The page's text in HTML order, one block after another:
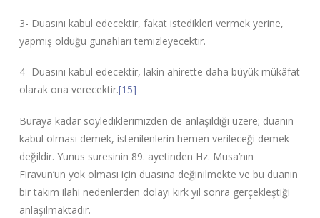
3- Duasını kabul edecektir, fakat istedikleri vermek yerine,
yapmış olduğu günahları temizleyecektir.
4- Duasını kabul edecektir, lakin ahirette daha büyük mükâfat
olarak ona verecektir.[15]
Buraya kadar söylediklerimizden de anlaşıldığı üzere; duanın
kabul olması demek, istenilenlerin hemen verileceği demek
değildir. Yunus suresinin 89. ayetinden Hz. Musa’nın
Firavun’un yok olması için duasına değinilmekte ve bu duanın
bir takım ilahi nedenlerden dolayı kırk yıl sonra gerçekleştiği
anlaşılmaktadır.